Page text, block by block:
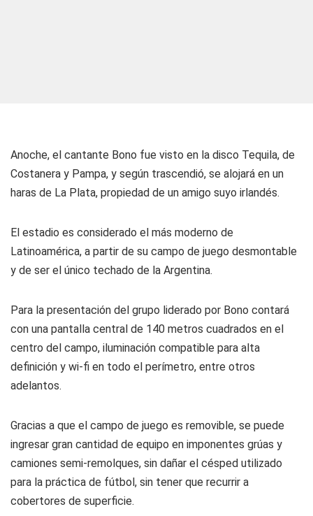
Anoche, el cantante Bono fue visto en la disco Tequila, de
Costanera y Pampa, y según trascendió, se alojará en un
haras de La Plata, propiedad de un amigo suyo irlandés.
El estadio es considerado el más moderno de
Latinoamérica, a partir de su campo de juego desmontable
y de ser el único techado de la Argentina.
Para la presentación del grupo liderado por Bono contará
con una pantalla central de 140 metros cuadrados en el
centro del campo, iluminación compatible para alta
definición y wi-fi en todo el perímetro, entre otros
adelantos.
Gracias a que el campo de juego es removible, se puede
ingresar gran cantidad de equipo en imponentes grúas y
camiones semi-remolques, sin dañar el césped utilizado
para la práctica de fútbol, sin tener que recurrir a
cobertores de superficie.